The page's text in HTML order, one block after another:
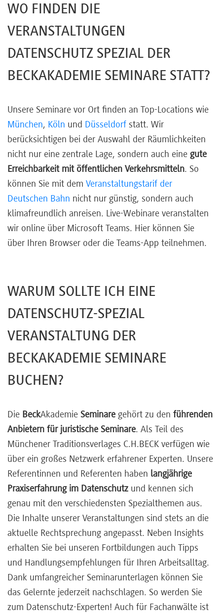
WO FINDEN DIE
VERANSTALTUNGEN
DATENSCHUTZ SPEZIAL DER
BECKAKADEMIE SEMINARE STATT?
Unsere Seminare vor Ort finden an Top-Locations wie
München, Köln und Düsseldorf statt. Wir
berücksichtigen bei der Auswahl der Räumlichkeiten
nicht nur eine zentrale Lage, sondern auch eine gute
Erreichbarkeit mit öffentlichen Verkehrsmitteln. So
können Sie mit dem Veranstaltungstarif der
Deutschen Bahn nicht nur günstig, sondern auch
klimafreundlich anreisen. Live-Webinare veranstalten
wir online über Microsoft Teams. Hier können Sie
über Ihren Browser oder die Teams-App teilnehmen.
WARUM SOLLTE ICH EINE
DATENSCHUTZ-SPEZIAL
VERANSTALTUNG DER
BECKAKADEMIE SEMINARE
BUCHEN?
Die BeckAkademie Seminare gehört zu den führenden
Anbietern für juristische Seminare. Als Teil des
Münchener Traditionsverlages C.H.BECK verfügen wie
über ein großes Netzwerk erfahrener Experten. Unsere
Referentinnen und Referenten haben langjährige
Praxiserfahrung im Datenschutz und kennen sich
genau mit den verschiedensten Spezialthemen aus.
Die Inhalte unserer Veranstaltungen sind stets an die
aktuelle Rechtsprechung angepasst. Neben Insights
erhalten Sie bei unseren Fortbildungen auch Tipps
und Handlungsempfehlungen für Ihren Arbeitsalltag.
Dank umfangreicher Seminarunterlagen können Sie
das Gelernte jederzeit nachschlagen. So werden Sie
zum Datenschutz-Experten! Auch für Fachanwälte ist